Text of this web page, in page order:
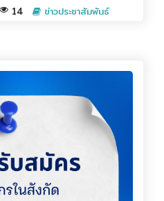
14 ข่าวประชาสัมพันธ์